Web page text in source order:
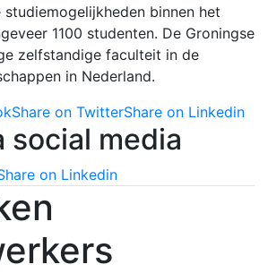
binnen het
1100 studenten. De Groningse
zelfstandige faculteit in de
in Nederland.
Share on TwitterShare on Linkedin
social media
on Linkedin